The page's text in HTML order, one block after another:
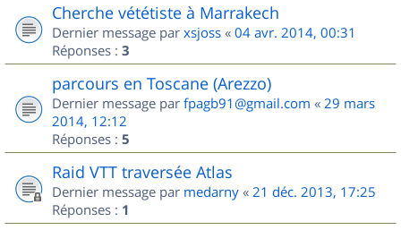
Cherche vététiste à Marrakech
Dernier message par xsjoss « 04 avr. 2014, 00:31
Réponses : 3
parcours en Toscane (Arezzo)
Dernier message par fpagb91@gmail.com « 29 mars
2014, 12:12
Réponses : 5
Raid VTT traversée Atlas
Dernier message par medarny « 21 déc. 2013, 17:25
Réponses : 1